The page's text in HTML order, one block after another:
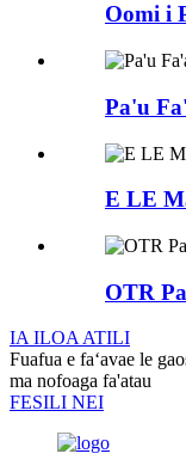
Oomi i
Pa'u
E LE
OTR
IA ILOA ATILI
Fuafua e faʻavae le
ma nofoaga fa'atau
FESILI NEI